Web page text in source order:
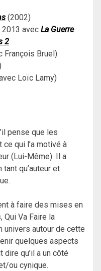
(2002)
2013 avec La Guerre
2
François Bruel)
Loïc Lamy)
pense que les
qui l’a motivé à
(Lui-Même). Il a
qu’auteur et
à faire des mises en
Qui Va Faire la
univers autour de cette
quelques aspects
qu’il a un côté
ou cynique.